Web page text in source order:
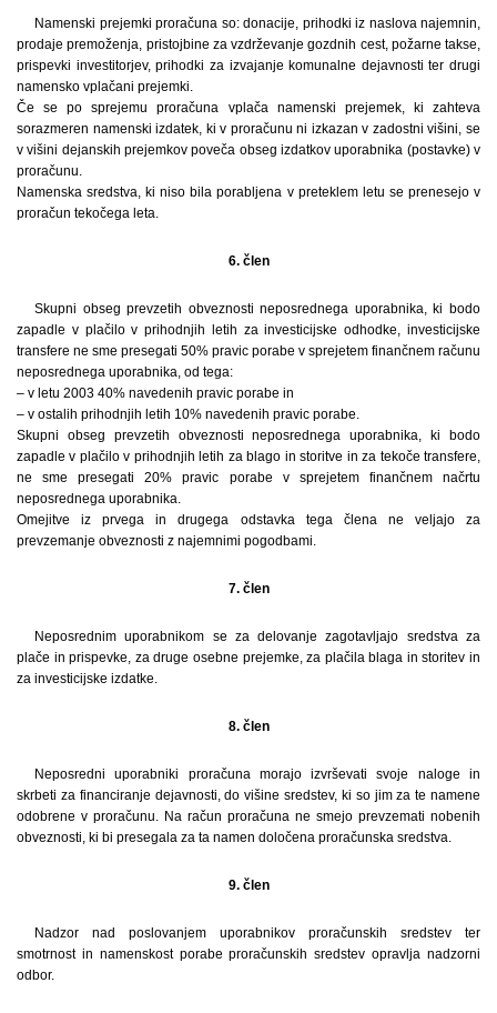
Namenski prejemki proračuna so: donacije, prihodki iz naslova najemnin,
prodaje premoženja, pristojbine za vzdrževanje gozdnih cest, požarne takse,
prispevki investitorjev, prihodki za izvajanje komunalne dejavnosti ter drugi
namensko vplačani prejemki.
Če se po sprejemu proračuna vplača namenski prejemek, ki zahteva
sorazmeren namenski izdatek, ki v proračunu ni izkazan v zadostni višini, se
v višini dejanskih prejemkov poveča obseg izdatkov uporabnika (postavke) v
proračunu.
Namenska sredstva, ki niso bila porabljena v preteklem letu se prenesejo v
proračun tekočega leta.
6. člen
Skupni obseg prevzetih obveznosti neposrednega uporabnika, ki bodo
zapadle v plačilo v prihodnjih letih za investicijske odhodke, investicijske
transfere ne sme presegati 50% pravic porabe v sprejetem finančnem računu
neposrednega uporabnika, od tega:
– v letu 2003 40% navedenih pravic porabe in
– v ostalih prihodnjih letih 10% navedenih pravic porabe.
Skupni obseg prevzetih obveznosti neposrednega uporabnika, ki bodo
zapadle v plačilo v prihodnjih letih za blago in storitve in za tekoče transfere,
ne sme presegati 20% pravic porabe v sprejetem finančnem načrtu
neposrednega uporabnika.
Omejitve iz prvega in drugega odstavka tega člena ne veljajo za
prevzemanje obveznosti z najemnimi pogodbami.
7. člen
Neposrednim uporabnikom se za delovanje zagotavljajo sredstva za
plače in prispevke, za druge osebne prejemke, za plačila blaga in storitev in
za investicijske izdatke.
8. člen
Neposredni uporabniki proračuna morajo izvrševati svoje naloge in
skrbeti za financiranje dejavnosti, do višine sredstev, ki so jim za te namene
odobrene v proračunu. Na račun proračuna ne smejo prevzemati nobenih
obveznosti, ki bi presegala za ta namen določena proračunska sredstva.
9. člen
Nadzor nad poslovanjem uporabnikov proračunskih sredstev ter
smotrnost in namenskost porabe proračunskih sredstev opravlja nadzorni
odbor.